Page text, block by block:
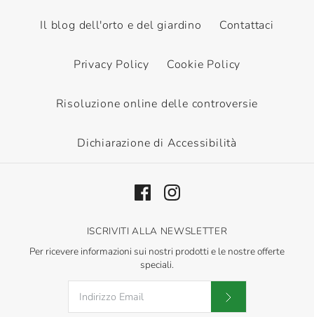
Il blog dell'orto e del giardino Contattaci
Privacy Policy Cookie Policy
Risoluzione online delle controversie
Dichiarazione di Accessibilità
ISCRIVITI ALLA NEWSLETTER
Per ricevere informazioni sui nostri prodotti e le nostre offerte
speciali.